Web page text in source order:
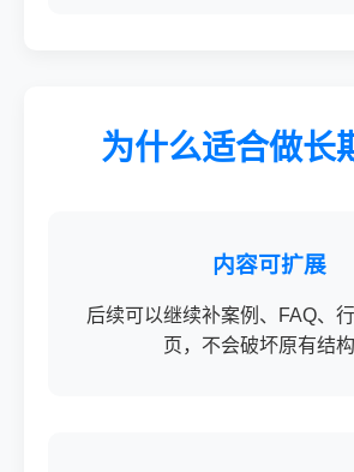
为什么适合做长
内容可扩展
后续可以继续补案例、FAQ、
页，不会破坏原有结构